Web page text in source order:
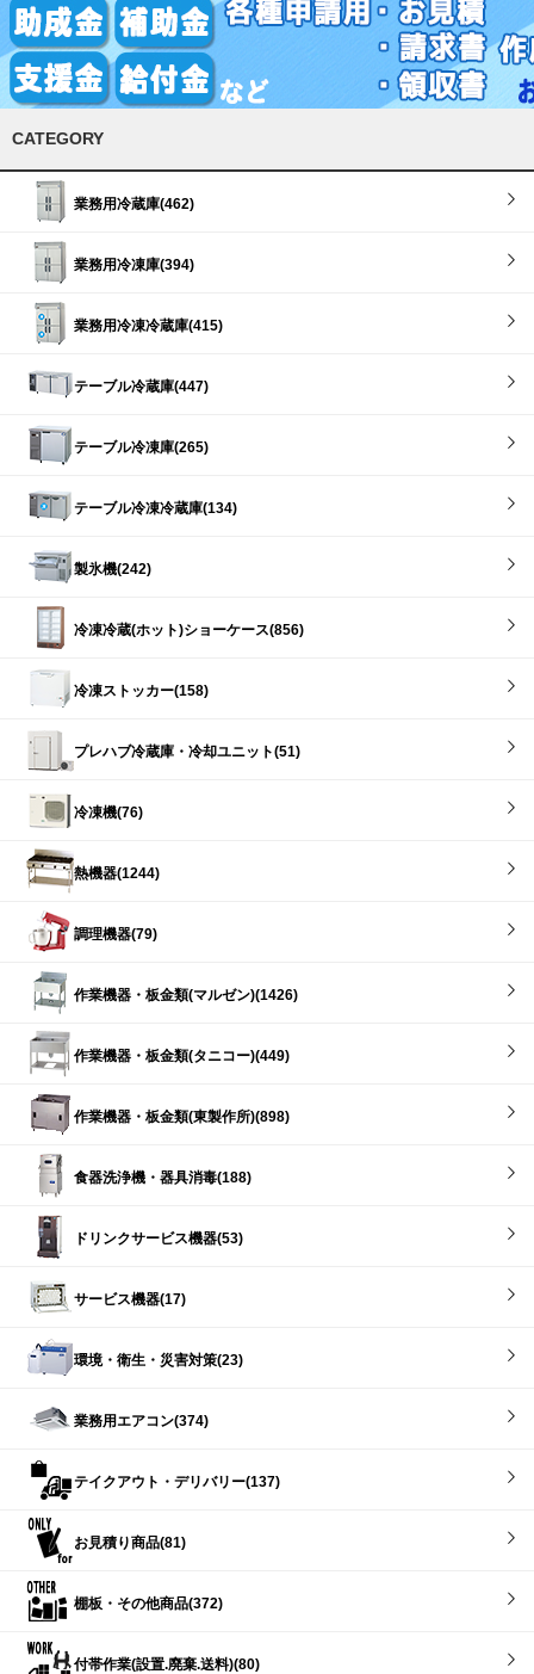
CATEGORY
業務用冷蔵庫(462)
業務用冷凍庫(394)
業務用冷凍冷蔵庫(415)
テーブル冷蔵庫(447)
テーブル冷凍庫(265)
テーブル冷凍冷蔵庫(134)
製氷機(242)
冷凍冷蔵(ホット)ショーケース(856)
冷凍ストッカー(158)
プレハブ冷蔵庫・冷却ユニット(51)
冷凍機(76)
熱機器(1244)
調理機器(79)
作業機器・板金類(マルゼン)(1426)
作業機器・板金類(タニコー)(449)
作業機器・板金類(東製作所)(898)
食器洗浄機・器具消毒(188)
ドリンクサービス機器(53)
サービス機器(17)
環境・衛生・災害対策(23)
業務用エアコン(374)
テイクアウト・デリバリー(137)
お見積り商品(81)
棚板・その他商品(372)
付帯作業(設置.廃棄.送料)(80)